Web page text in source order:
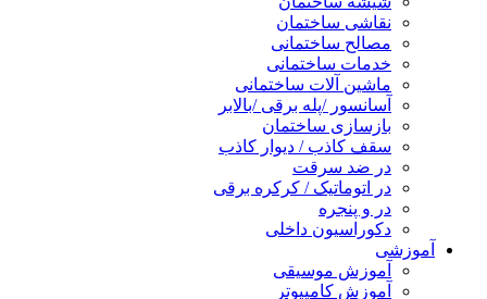
نقاشی ساختمان
مصالح ساختمانی
خدمات ساختمانی
ماشین آلات ساختمانی
آسانسور /پله برقی /بالابر
بازسازی ساختمان
سقف کاذب / دیوار کاذب
در ضد سرقت
در اتوماتیک / کرکره برقی
در و پنجره
دکوراسیون داخلی
آموزشی
آموزش موسیقی
آموزش کامپیوتر